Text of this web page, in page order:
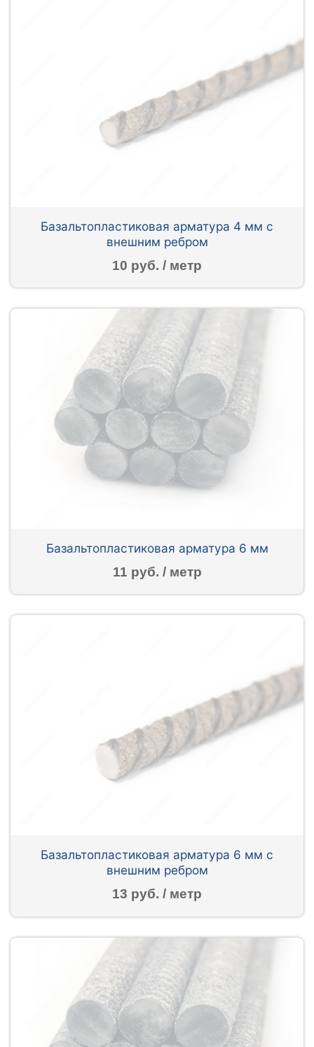
Базальтопластиковая арматура 4 мм с
внешним ребром
10 руб. / метр
Базальтопластиковая арматура 6 мм
11 руб. / метр
Базальтопластиковая арматура 6 мм с
внешним ребром
13 руб. / метр